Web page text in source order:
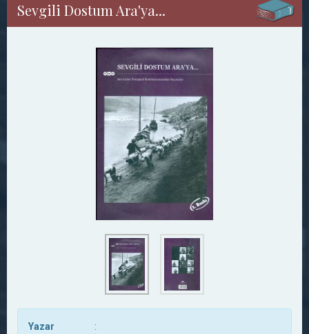
Sevgili Dostum Ara'ya...
Yazar
: